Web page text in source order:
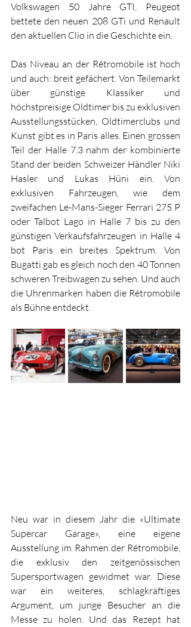
Volkswagen 50 Jahre GTI, Peugeot
bettete den neuen 208 GTi und Renault
den aktuellen Clio in die Geschichte ein.
Das Niveau an der Rétromobile ist hoch
und auch: breit gefächert. Von Teilemarkt
über günstige Klassiker und
höchstpreisige Oldtimer bis zu exklusiven
Ausstellungsstücken, Oldtimerclubs und
Kunst gibt es in Paris alles. Einen grossen
Teil der Halle 7.3 nahm der kombinierte
Stand der beiden Schweizer Händler Niki
Hasler und Lukas Hüni ein. Von
exklusiven Fahrzeugen, wie dem
zweifachen Le-Mans-Sieger Ferrari 275 P
oder Talbot Lago in Halle 7 bis zu den
günstigen Verkaufsfahrzeugen in Halle 4
bot Paris ein breites Spektrum. Von
Bugatti gab es gleich noch den 40 Tonnen
schweren Treibwagen zu sehen. Und auch
die Uhrenmarken haben die Rétromobile
als Bühne entdeckt.
Neu war in diesem Jahr die «Ultimate
Supercar Garage», eine eigene
Ausstellung im Rahmen der Rétromobile,
die exklusiv den zeitgenössischen
Supersportwagen gewidmet war. Diese
war ein weiteres, schlagkräftiges
Argument, um junge Besucher an die
Messe zu holen. Und das Rezept hat